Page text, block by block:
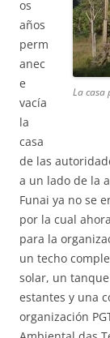
La casa
os
años
perm
anec
e
vacía
la
casa
de las
a un lado de la
Funai ya no se
por la cual
para la
un techo
solar, un
estantes y una
organización